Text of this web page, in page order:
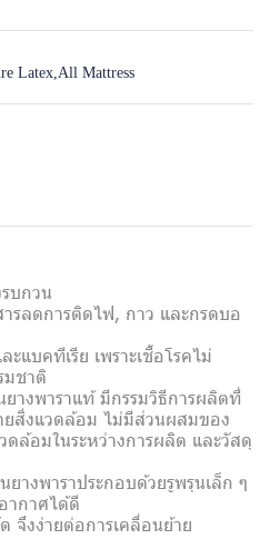
Latex,All Mattress
บกวน
รลดการติดไฟ, กาว และกรดบอ
แบคทีเรีย เพราะเชื้อโรคไม่
มชาติ
างพาราแท้ มีกรรมวิธีการผลิตที่
สิ่งแวดล้อม ไม่มีส่วนผสมของ
ล้อมในระหว่างการผลิต และวัสดุ
างพาราประกอบด้วยรูพรุนเล็ก ๆ
ากาศได้ดี
จึงง่ายต่อการเคลื่อนย้าย